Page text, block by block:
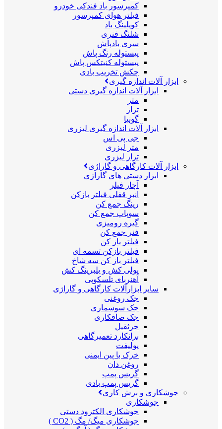
کمپرسور باد فندکی خودرو
فیلتر هوای کمپرسور
کوپلینگ باد
شلنگ فنری
سری بادپاش
پیستوله رنگ پاش
پیستوله کنیتکس پاش
چکش تخریب بادی
ابزار آلات اندازه گیری
ابزار آلات اندازه گیری دستی
متر
تراز
گونیا
ابزار آلات اندازه گیری لیزری
جی پی اس
متر لیزری
تراز لیزری
ابزار آلات کارگاهی و گاراژی
ابزار دستی های گاراژی
آچار فیلر
انبر قفلی فیلتر بازکن
رینگ جمع کن
سوپاپ جمع کن
گیره رومیزی
فنر جمع کن
فیلتر باز کن
فیلتر بازکن تسمه ای
فیلتر باز کن سه شاخ
پولی کش و بلبرینگ کش
آهنربای تلسکوپی
سایر ابزارآلات کارگاهی و گاراژی
جک روغنی
جک سوسماری
جک صافکاری
جرثقیل
برانکارد تعمیرگاهی
پولیفت
خرک با پین ایمنی
روغن دان
گریس پمپ
گریس پمپ بادی
جوشکاری و برش کاری
جوشکاری
جوشکاری الکترود دستی
جوشکاری میگ/ مگ ( CO2 )